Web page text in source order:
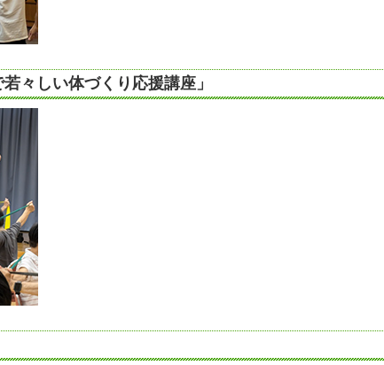
々しい体づくり応援講座」